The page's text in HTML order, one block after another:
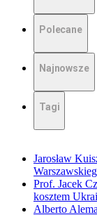
Polecane
Najnowsze
Tagi
Jarosław
Prof. Jacek
kosztem
Alberto